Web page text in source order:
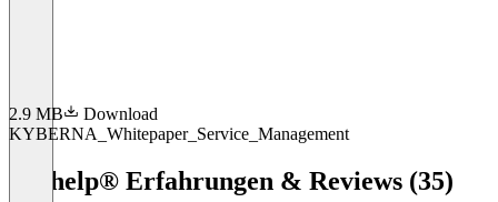
2.9 MB
Download
KYBERNA_Whitepaper_Service_Management
ky2help® Erfahrungen & Reviews (35)